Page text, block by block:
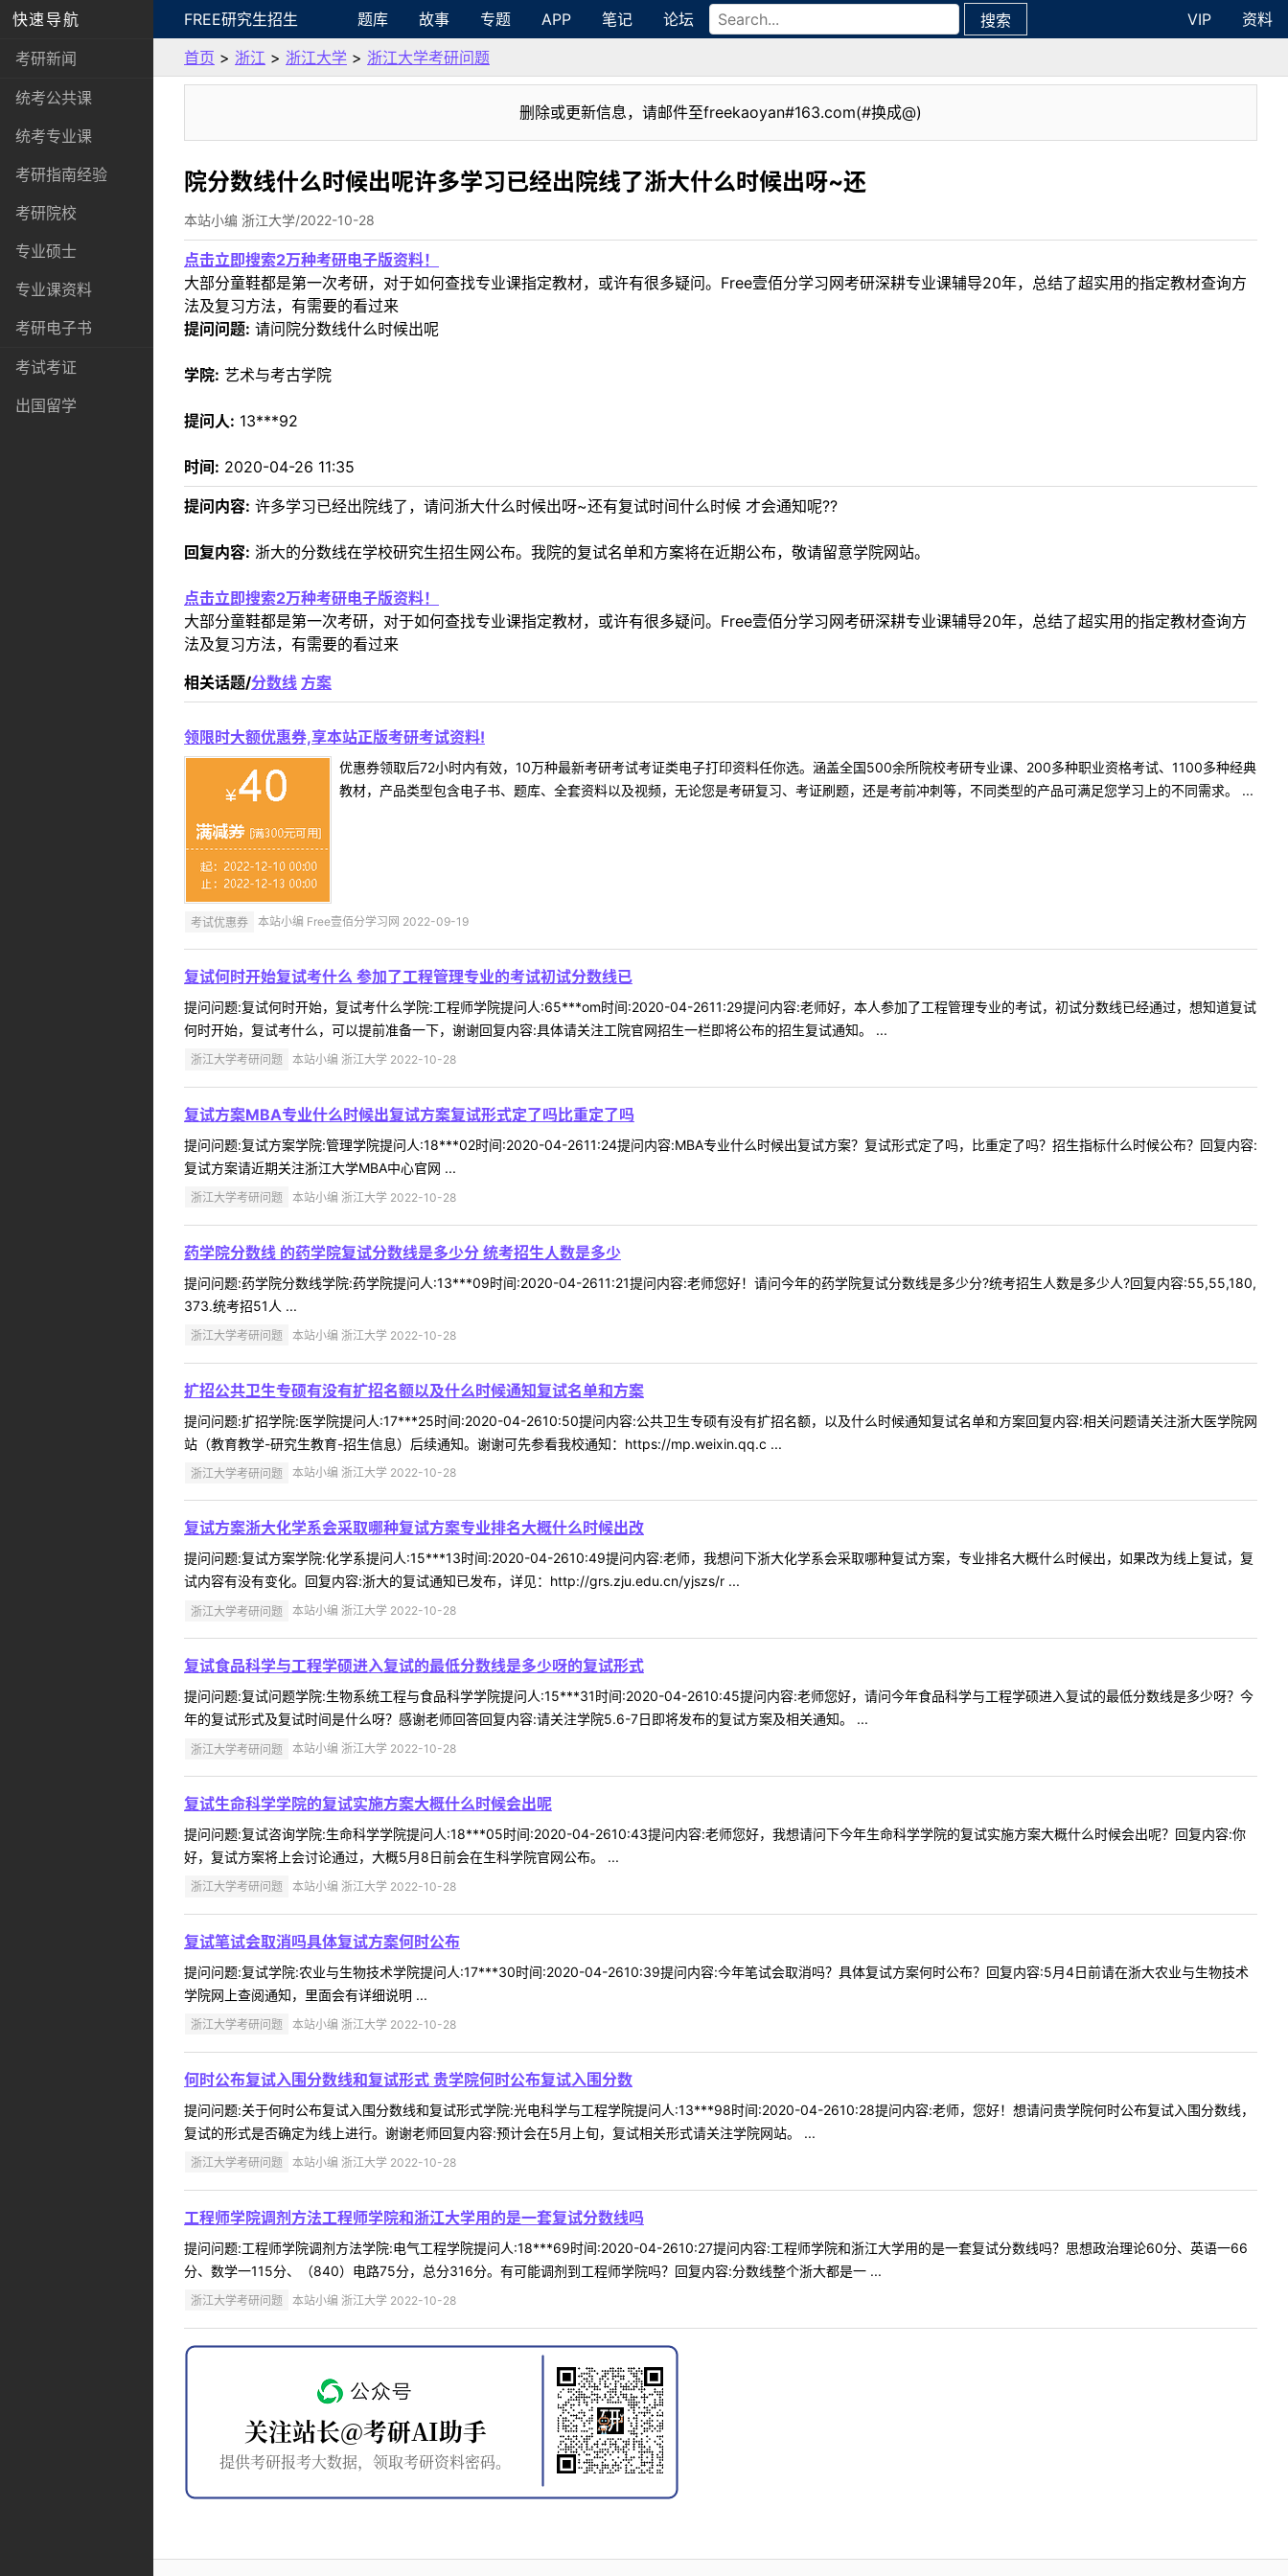
快速导航
考研新闻
统考公共课
统考专业课
考研指南经验
考研院校
专业硕士
专业课资料
考研电子书
考试考证
出国留学
FREE研究生招生 题库 故事 专题 APP 笔记 论坛 搜索 VIP
资料
首页 > 浙江 > 浙江大学 > 浙江大学考研问题
删除或更新信息，请邮件至freekaoyan#163.com(#换成@)
院分数线什么时候出呢许多学习已经出院线了浙大什么时候出呀~还
本站小编 浙江大学/2022-10-28
点击立即搜索2万种考研电子版资料！
大部分童鞋都是第一次考研，对于如何查找专业课指定教材，或许有很多疑问。Free壹佰分学习网考研深耕专业课辅导20年，总结了超实用的指定教材查询方
法及复习方法，有需要的看过来
提问问题: 请问院分数线什么时候出呢
学院: 艺术与考古学院
提问人: 13***92
时间: 2020-04-26 11:35
提问内容: 许多学习已经出院线了，请问浙大什么时候出呀~还有复试时间什么时候 才会通知呢??
回复内容: 浙大的分数线在学校研究生招生网公布。我院的复试名单和方案将在近期公布，敬请留意学院网站。
点击立即搜索2万种考研电子版资料！
大部分童鞋都是第一次考研，对于如何查找专业课指定教材，或许有很多疑问。Free壹佰分学习网考研深耕专业课辅导20年，总结了超实用的指定教材查询方
法及复习方法，有需要的看过来
相关话题/分数线 方案
领限时大额优惠券,享本站正版考研考试资料!
优惠券领取后72小时内有效，10万种最新考研考试考证类电子打印资料任你选。涵盖全国500余所院校考研专业课、200多种职业资格考试、1100多种经典
教材，产品类型包含电子书、题库、全套资料以及视频，无论您是考研复习、考证刷题，还是考前冲刺等，不同类型的产品可满足您学习上的不同需求。 ...
考试优惠券 本站小编 Free壹佰分学习网 2022-09-19
复试何时开始复试考什么 参加了工程管理专业的考试初试分数线已
提问问题:复试何时开始，复试考什么学院:工程师学院提问人:65***om时间:2020-04-2611:29提问内容:老师好，本人参加了工程管理专业的考试，初试分数线已经通过，想知道复试
何时开始，复试考什么，可以提前准备一下，谢谢回复内容:具体请关注工院官网招生一栏即将公布的招生复试通知。 ...
浙江大学考研问题 本站小编 浙江大学 2022-10-28
复试方案MBA专业什么时候出复试方案复试形式定了吗比重定了吗
提问问题:复试方案学院:管理学院提问人:18***02时间:2020-04-2611:24提问内容:MBA专业什么时候出复试方案？复试形式定了吗，比重定了吗？招生指标什么时候公布？回复内容:
复试方案请近期关注浙江大学MBA中心官网 ...
浙江大学考研问题 本站小编 浙江大学 2022-10-28
药学院分数线 的药学院复试分数线是多少分 统考招生人数是多少
提问问题:药学院分数线学院:药学院提问人:13***09时间:2020-04-2611:21提问内容:老师您好！请问今年的药学院复试分数线是多少分?统考招生人数是多少人?回复内容:55,55,180,
373.统考招51人 ...
浙江大学考研问题 本站小编 浙江大学 2022-10-28
扩招公共卫生专硕有没有扩招名额以及什么时候通知复试名单和方案
提问问题:扩招学院:医学院提问人:17***25时间:2020-04-2610:50提问内容:公共卫生专硕有没有扩招名额，以及什么时候通知复试名单和方案回复内容:相关问题请关注浙大医学院网
站（教育教学-研究生教育-招生信息）后续通知。谢谢可先参看我校通知：https://mp.weixin.qq.c ...
浙江大学考研问题 本站小编 浙江大学 2022-10-28
复试方案浙大化学系会采取哪种复试方案专业排名大概什么时候出改
提问问题:复试方案学院:化学系提问人:15***13时间:2020-04-2610:49提问内容:老师，我想问下浙大化学系会采取哪种复试方案，专业排名大概什么时候出，如果改为线上复试，复
试内容有没有变化。回复内容:浙大的复试通知已发布，详见：http://grs.zju.edu.cn/yjszs/r ...
浙江大学考研问题 本站小编 浙江大学 2022-10-28
复试食品科学与工程学硕进入复试的最低分数线是多少呀的复试形式
提问问题:复试问题学院:生物系统工程与食品科学学院提问人:15***31时间:2020-04-2610:45提问内容:老师您好，请问今年食品科学与工程学硕进入复试的最低分数线是多少呀？今
年的复试形式及复试时间是什么呀？感谢老师回答回复内容:请关注学院5.6-7日即将发布的复试方案及相关通知。 ...
浙江大学考研问题 本站小编 浙江大学 2022-10-28
复试生命科学学院的复试实施方案大概什么时候会出呢
提问问题:复试咨询学院:生命科学学院提问人:18***05时间:2020-04-2610:43提问内容:老师您好，我想请问下今年生命科学学院的复试实施方案大概什么时候会出呢？回复内容:你
好，复试方案将上会讨论通过，大概5月8日前会在生科学院官网公布。 ...
浙江大学考研问题 本站小编 浙江大学 2022-10-28
复试笔试会取消吗具体复试方案何时公布
提问问题:复试学院:农业与生物技术学院提问人:17***30时间:2020-04-2610:39提问内容:今年笔试会取消吗？具体复试方案何时公布？回复内容:5月4日前请在浙大农业与生物技术
学院网上查阅通知，里面会有详细说明 ...
浙江大学考研问题 本站小编 浙江大学 2022-10-28
何时公布复试入围分数线和复试形式 贵学院何时公布复试入围分数
提问问题:关于何时公布复试入围分数线和复试形式学院:光电科学与工程学院提问人:13***98时间:2020-04-2610:28提问内容:老师，您好！想请问贵学院何时公布复试入围分数线，
复试的形式是否确定为线上进行。谢谢老师回复内容:预计会在5月上旬，复试相关形式请关注学院网站。 ...
浙江大学考研问题 本站小编 浙江大学 2022-10-28
工程师学院调剂方法工程师学院和浙江大学用的是一套复试分数线吗
提问问题:工程师学院调剂方法学院:电气工程学院提问人:18***69时间:2020-04-2610:27提问内容:工程师学院和浙江大学用的是一套复试分数线吗？思想政治理论60分、英语一66
分、数学一115分、（840）电路75分，总分316分。有可能调剂到工程师学院吗？回复内容:分数线整个浙大都是一 ...
浙江大学考研问题 本站小编 浙江大学 2022-10-28